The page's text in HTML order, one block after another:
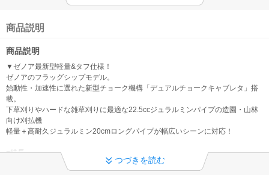
お問い合わせについて
で、メールやチャットでのお問い合わせをお願いいたします。弊社
からの通常のご案内はメールにてお送りしております。
販売価格について
メーカーの価格改定により、お届けする商品についているタグの表
示価格とサイト表示価格（販売価格）が異なる場合がございます。
ご購入時のサイト表示価格が正しい販売価格ですのでご了承くださ
い。
■ 天候等による配達遅延について ■
配達状況などの詳細につきましては、各運送会社HPにありますお知
商品説明
商品説明
▼ゼノア最新型軽量&タフ仕様！
ゼノアのフラッグシップモデル。
始動性・加速性に選れた新型チョーク機構「デュアルチョークキャブレタ」搭
載。
下草刈りやハードな雑草刈りに最適な22.5ccジュラルミンパイプの造園・山林
向け刈払機
軽量＋高耐久ジュラルミン20cmロングパイプが幅広いシーンに対応！
■特長
つづきを読む